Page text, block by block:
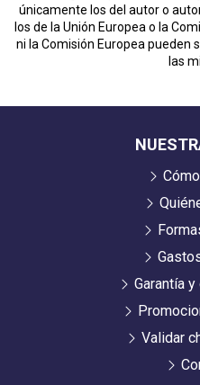
únicamente los del autor o
los de la Unión Europea o la
ni la Comisión Europea pueden
las
Garantía
Validar